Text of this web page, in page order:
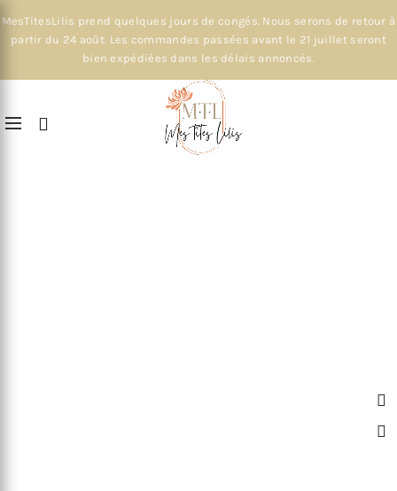
MesTitesLilis prend quelques jours de congés. Nous serons de retour à
partir du 24 août. Les commandes passées avant le 21 juillet seront
bien expédiées dans les délais annoncés.